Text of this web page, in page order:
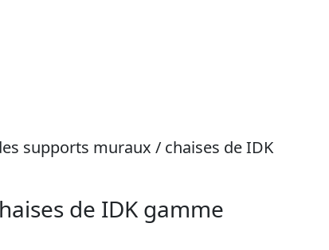
supports muraux / chaises de IDK
de IDK gamme